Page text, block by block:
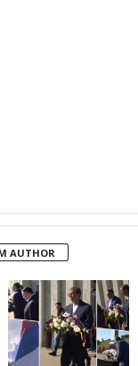
AUTHOR